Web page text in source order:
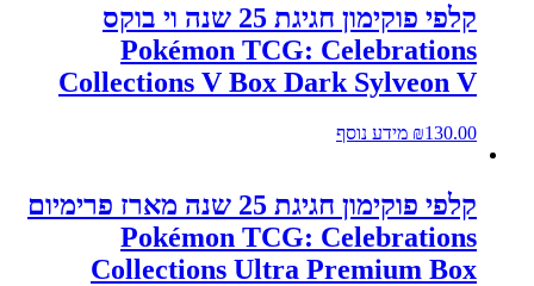
קלפי פוקימון חגיגת 25 שנה וי בוקס
Pokémon TCG: Celebrations
Collections V Box Dark Sylveon V
₪130.00 מידע נוסף
קלפי פוקימון חגיגת 25 שנה מארז פרימיום
Pokémon TCG: Celebrations
Collections Ultra Premium Box